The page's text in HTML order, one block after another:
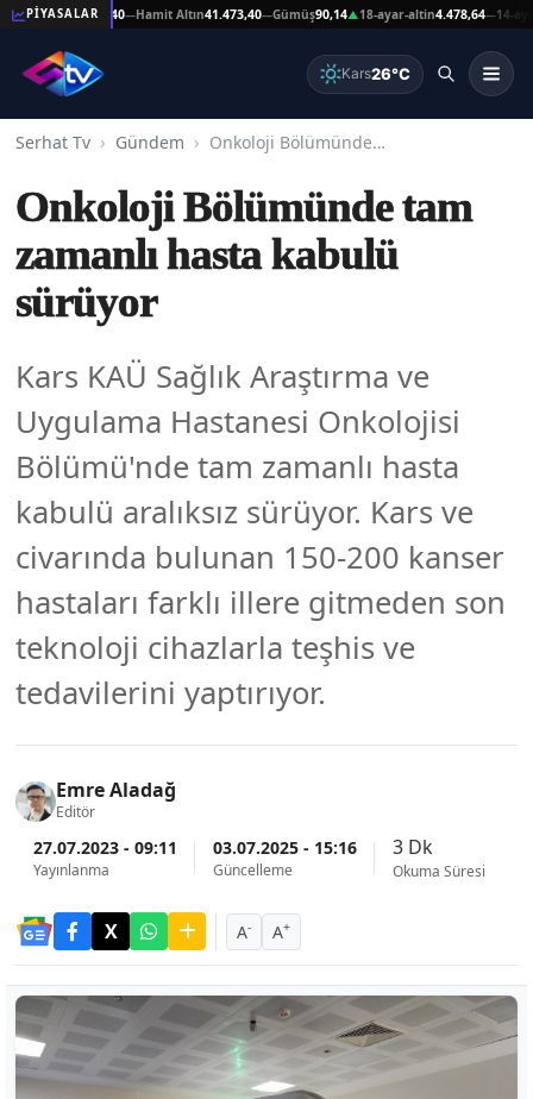
PİYASALAR
41.473,40— Hamit Altın41.473,40—Gümüş90,14▲18-ayar-altin4.478,64—14-ayar-
Kars26°C
Serhat Tv Gündem Onkoloji Bölümünde tam zamanlı hasta kabulü sürüyor
Onkoloji Bölümünde tam
zamanlı hasta kabulü
sürüyor
Kars KAÜ Sağlık Araştırma ve
Uygulama Hastanesi Onkolojisi
Bölümü'nde tam zamanlı hasta
kabulü aralıksız sürüyor. Kars ve
civarında bulunan 150-200 kanser
hastaları farklı illere gitmeden son
teknoloji cihazlarla teşhis ve
tedavilerini yaptırıyor.
Emre Aladağ
Editör
27.07.2023 - 09:11
Yayınlanma
03.07.2025 - 15:16
Güncelleme
3 Dk
Okuma Süresi
A- A+